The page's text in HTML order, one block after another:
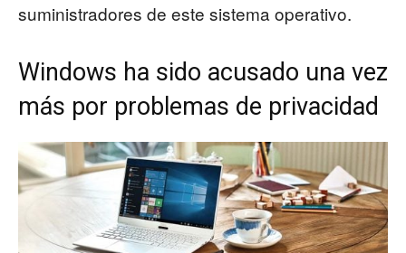
suministradores de este sistema operativo.
Windows ha sido acusado una vez
más por problemas de privacidad